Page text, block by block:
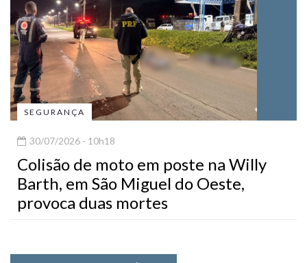
SEGURANÇA
30/07/2026 - 10h18
Colisão de moto em poste na Willy
Barth, em São Miguel do Oeste,
provoca duas mortes